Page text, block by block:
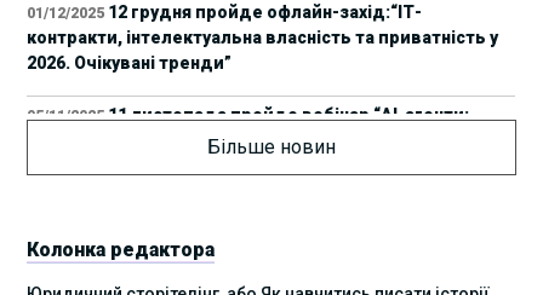
01/12/2025 12 грудня пройде офлайн-захід:“ІТ-
контракти, інтелектуальна власність та приватність у
2026. Очікувані тренди”
05/11/2025 11 листопада пройде вебінар “AI-агенти:
прайвесі, IP та комплаєнс ризики”
17 листопада стартує Школа юридичної
Більше новин
Колонка редактора